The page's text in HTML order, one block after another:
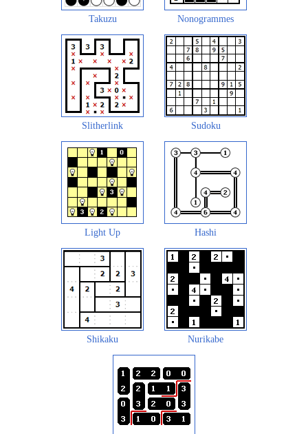
Takuzu Nonogrammes
Slitherlink Sudoku
Light Up Hashi
Shikaku Nurikabe